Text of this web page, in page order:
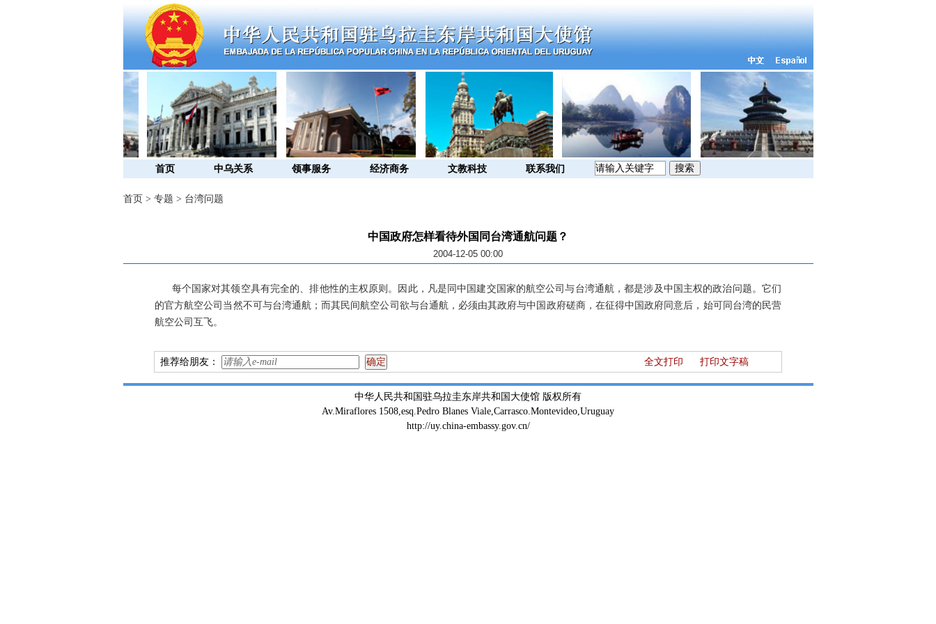
首页 中乌关系 领事服务 经济商务 文教科技 联系我们
首页 > 专题 > 台湾问题
中国政府怎样看待外国同台湾通航问题？
2004-12-05 00:00
每个国家对其领空具有完全的、排他性的主权原则。因此，凡是同中国建交国家的航空公司与台湾通航，都是涉及中国主权的政治问题。它们
的官方航空公司当然不可与台湾通航；而其民间航空公司欲与台通航，必须由其政府与中国政府磋商，在征得中国政府同意后，始可同台湾的民营
航空公司互飞。
推荐给朋友： 全文打印 打印文字稿
中华人民共和国驻乌拉圭东岸共和国大使馆 版权所有
Av.Miraflores 1508,esq.Pedro Blanes Viale,Carrasco.Montevideo,Uruguay
http://uy.china-embassy.gov.cn/